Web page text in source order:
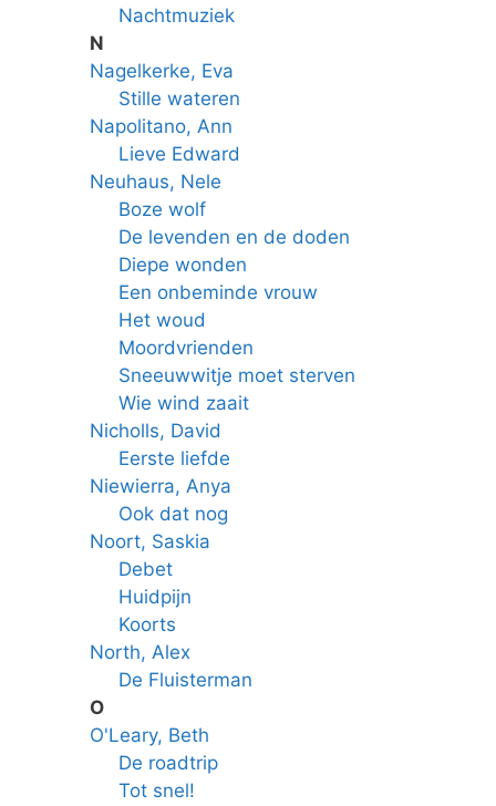
Nachtmuziek
N
Nagelkerke, Eva
Stille wateren
Napolitano, Ann
Lieve Edward
Neuhaus, Nele
Boze wolf
De levenden en de doden
Diepe wonden
Een onbeminde vrouw
Het woud
Moordvrienden
Sneeuwwitje moet sterven
Wie wind zaait
Nicholls, David
Eerste liefde
Niewierra, Anya
Ook dat nog
Noort, Saskia
Debet
Huidpijn
Koorts
North, Alex
De Fluisterman
O
O'Leary, Beth
De roadtrip
Tot snel!